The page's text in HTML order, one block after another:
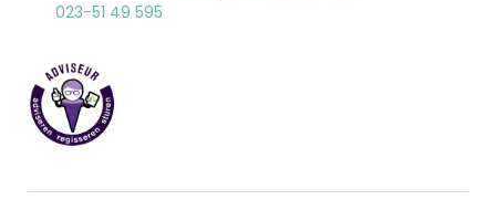
023-51 49 595